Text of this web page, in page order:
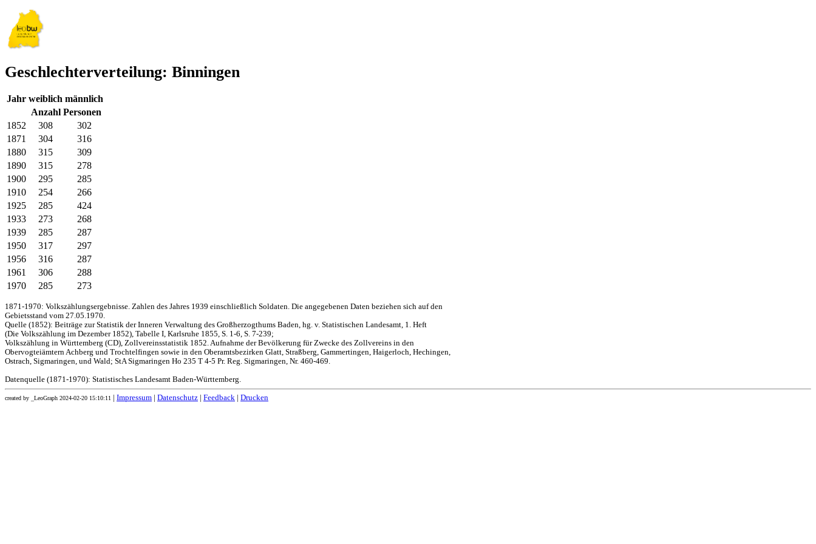
Geschlechterverteilung: Binningen
Jahr weiblich männlich
Anzahl Personen
1852
308
302
1871
304
316
1880
315
309
1890
315
278
1900
295
285
1910
254
266
1925
285
424
1933
273
268
1939
285
287
1950
317
297
1956
316
287
1961
306
288
1970
285 273
1871-1970: Volkszählungsergebnisse. Zahlen des Jahres 1939 einschließlich Soldaten. Die angegebenen Daten beziehen sich auf den
Gebietsstand vom 27.05.1970.
Quelle (1852): Beiträge zur Statistik der Inneren Verwaltung des Großherzogthums Baden, hg. v. Statistischen Landesamt, 1. Heft
(Die Volkszählung im Dezember 1852), Tabelle I, Karlsruhe 1855, S. 1-6, S. 7-239;
Volkszählung in Württemberg (CD), Zollvereinsstatistik 1852. Aufnahme der Bevölkerung für Zwecke des Zollvereins in den
Obervogteiämtern Achberg und Trochtelfingen sowie in den Oberamtsbezirken Glatt, Straßberg, Gammertingen, Haigerloch, Hechingen,
Ostrach, Sigmaringen, und Wald; StA Sigmaringen Ho 235 T 4-5 Pr. Reg. Sigmaringen, Nr. 460-469.
Datenquelle (1871-1970): Statistisches Landesamt Baden-Württemberg.
created by _LeoGraph 2024-02-20 15:10:11 Impressum Datenschutz Feedback Drucken